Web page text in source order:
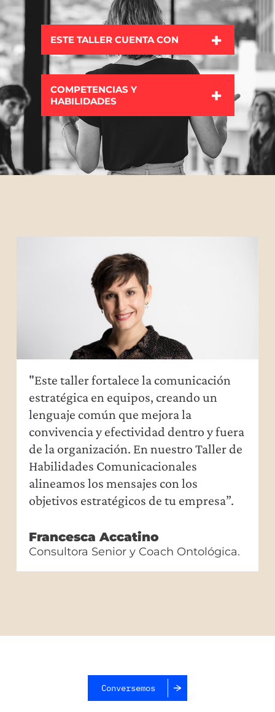
ESTE TALLER CUENTA CON
COMPETENCIAS Y
HABILIDADES
"Este taller fortalece la comunicación
estratégica en equipos, creando un
lenguaje común que mejora la
convivencia y efectividad dentro y fuera
de la organización. En nuestro Taller de
Habilidades Comunicacionales
alineamos los mensajes con los
objetivos estratégicos de tu empresa”.
Francesca Accatino
Consultora Senior y Coach Ontológica.
Conversemos